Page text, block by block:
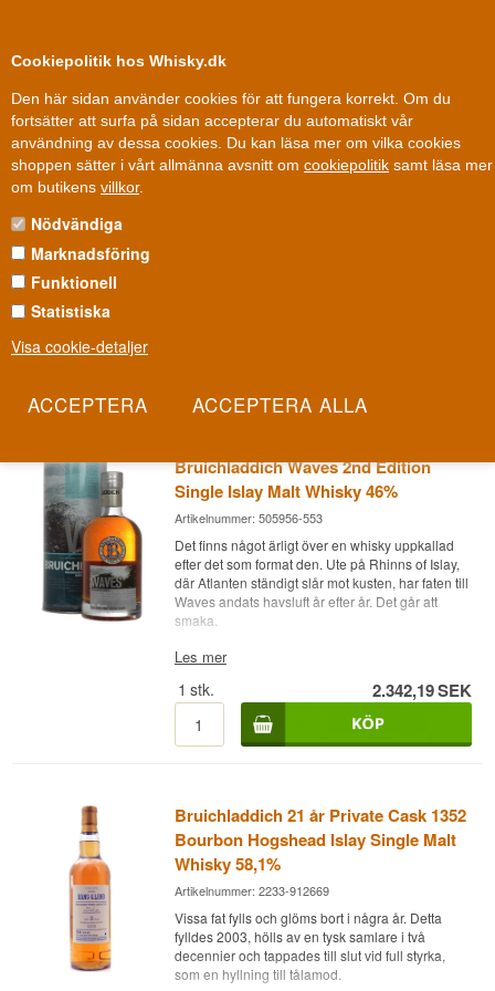
Cookiepolitik hos Whisky.dk
Den här sidan använder cookies för att fungera korrekt. Om du
fortsätter att surfa på sidan accepterar du automatiskt vår
användning av dessa cookies. Du kan läsa mer om vilka cookies
shoppen sätter i vårt allmänna avsnitt om cookiepolitik samt läsa mer
om butikens villkor.
Nödvändiga
Marknadsföring
Funktionell
Statistiska
Visa cookie-detaljer
100 % Danskägt Ägt och drivet i Danmark
Whisky»Whiskydestillerier
BRUICHLADDICH WHISKY
Bruichladdich är destilleriet som envisas med att göra nästan allt
annorlunda än sina grannar på Islay - från det närmast besatta
'Laddie', som den kärleksfullt kallas, delar minst sagt vattnen, och
Les mer
Bruichladdich Waves 2nd Edition
Single Islay Malt Whisky 46%
Artikelnummer: 505956-553
Det finns något ärligt över en whisky uppkallad
efter det som format den. Ute på Rhinns of Islay,
där Atlanten ständigt slår mot kusten, har faten till
Waves andats havsluft år efter år. Det går att
smaka.
Expertens beskrivning
Bruichladdich Waves 2nd Edition är en Islay
Single Malt Scotch Whisky lagrad på bourbonfat
med efterlagring på madeirafat, buteljerad vid 46
%.
master distiller. Det är en lätt till medelrökt Islay-
malt där bourbonfat lägger grunden med vanilj,
malt och ljus säd, medan madeiraefterlagringen
drar in russin, mörk frukt och ett stråk vinkrydda.
den första hade och kom i ny förpackning, men
filosofin är densamma: att visa Islays mjukare,
renare sida. Torven ligger som en lugn underton
snarare än en smäll, och drammen blir mer
Les mer
1 stk. 2.342,19SEK
Bruichladdich 21 år Private Cask 1352
Bourbon Hogshead Islay Single Malt
Whisky 58,1%
Artikelnummer: 2233-912669
Vissa fat fylls och glöms bort i några år. Detta
fylldes 2003, hölls av en tysk samlare i två
decennier och tappades till slut vid full styrka,
som en hyllning till tålamod.